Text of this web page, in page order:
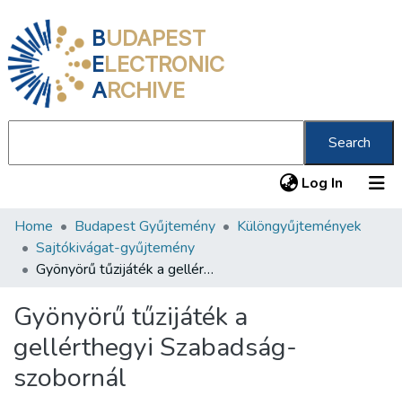
BUDAPEST
ELECTRONIC
ARCHIVE
Search
Log In (current)
Communities & Collections
All of DSpace
About us
Home Budapest Gyűjtemény
Különgyűjtemények
Sajtókivágat-gyűjtemény
Gyönyörű tűzijáték a gellérthegyi Szabadság-szobornál
Gyönyörű tűzijáték a
gellérthegyi Szabadság-
szobornál